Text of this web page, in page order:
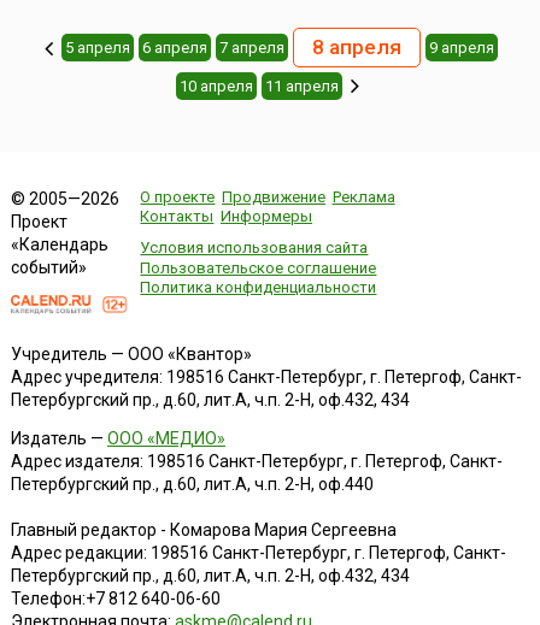
5 апреля 6 апреля 7 апреля 8 апреля 9 апреля
10 апреля 11 апреля
© 2005—2026
Проект
«Календарь
событий»
О проекте Продвижение Реклама
Контакты Информеры
Условия использования сайта
Пользовательское соглашение
Политика конфиденциальности
Учредитель — ООО «Квантор»
Адрес учредителя: 198516 Санкт-Петербург, г. Петергоф, Санкт-
Петербургский пр., д.60, лит.А, ч.п. 2-Н, оф.432, 434
Издатель — ООО «МЕДИО»
Адрес издателя: 198516 Санкт-Петербург, г. Петергоф, Санкт-
Петербургский пр., д.60, лит.А, ч.п. 2-Н, оф.440
Главный редактор - Комарова Мария Сергеевна
Адрес редакции: 198516 Санкт-Петербург, г. Петергоф, Санкт-
Петербургский пр., д.60, лит.А, ч.п. 2-Н, оф.432, 434
Телефон:+7 812 640-06-60
Электронная почта: askme@calend.ru